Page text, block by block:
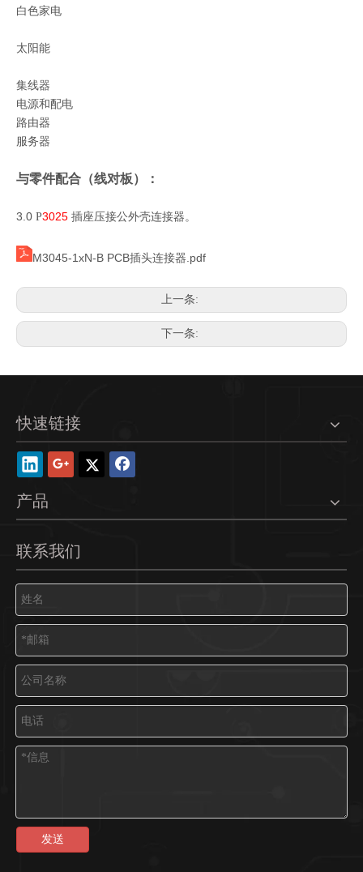
白色家电
太阳能
集线器
电源和配电
路由器
服务器
与零件配合（线对板）：
3.0 P3025 插座压接公外壳连接器。
M3045-1xN-B PCB插头连接器.pdf
上一条:
下一条:
快速链接
产品
联系我们
发送